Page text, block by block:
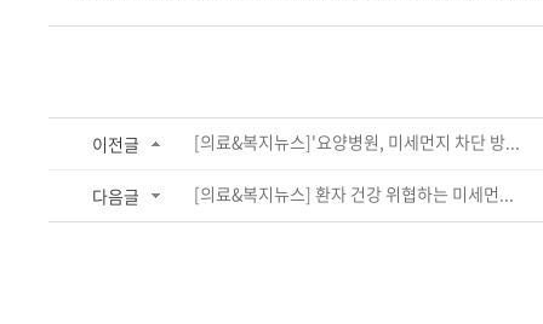
이전글 [의료&복지뉴스]'요양병원, 미세먼지 차단 방...
다음글 [의료&복지뉴스] 환자 건강 위협하는 미세먼...